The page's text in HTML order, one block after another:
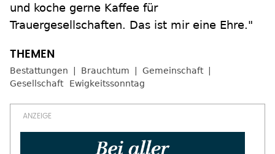
und koche gerne Kaffee für
Trauergesellschaften. Das ist mir eine Ehre."
Bestattungen Brauchtum
Gemeinschaft
Gesellschaft
Ewigkeitssonntag